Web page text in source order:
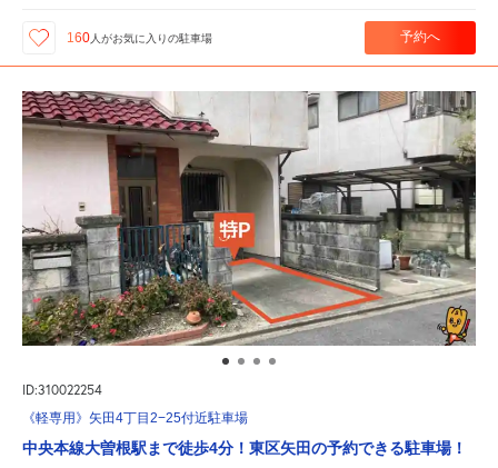
160 人がお気に入りの駐車場 予約へ
ID:310022254
《軽専用》矢田4丁目2−25付近駐車場
中央本線大曽根駅まで徒歩4分！東区矢田の予約できる駐車場！